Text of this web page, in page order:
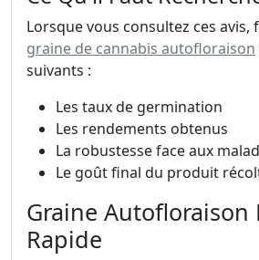
Lorsque vous consultez ces
graine de cannabis autofloraison
suivants :
Les taux de germination
Les rendements obtenus
La robustesse face aux
Le goût final du produit
Graine Autofloraison
Rapide